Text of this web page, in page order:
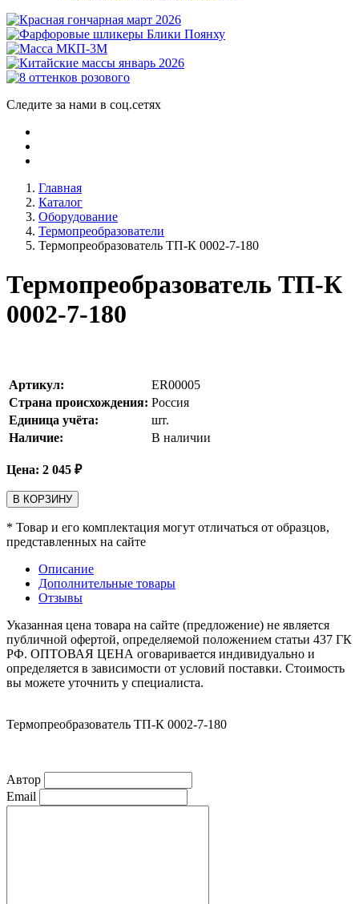
Следите за нами в соц.сетях
Главная
Каталог
Оборудование
Термопреобразователи
Термопреобразователь ТП-К 0002-7-180
Термопреобразователь ТП-К
0002-7-180
Артикул:
ER00005
Страна происхождения: Россия
Единица учёта:
шт.
Наличие:
В наличии
Цена: 2 045 ₽
В КОРЗИНУ
* Товар и его комплектация могут отличаться от образцов,
представленных на сайте
Описание
Дополнительные товары
Отзывы
Указанная цена товара на сайте (предложение) не является
публичной офертой, определяемой положением статьи 437 ГК
РФ. ОПТОВАЯ ЦЕНА оговаривается индивидуально и
определяется в зависимости от условий поставки. Стоимость
вы можете уточнить у специалиста.
Термопреобразователь ТП-К 0002-7-180
Автор
Email